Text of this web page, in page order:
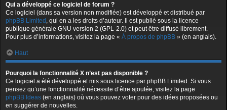
Qui a développé ce logiciel de forum ?
Ce logiciel (dans sa version non modifiée) est développé et distribué par
phpBB Limited , qui en a les droits d’auteur. Il est publié sous la licence
publique générale GNU version 2 (GPL-2.0) et peut être diffusé librement.
Pour plus d’informations, visitez la page « À propos de phpBB » (en anglais).
Haut
Pourquoi la fonctionnalité X n’est pas disponible ?
Ce logiciel a été développé et mis sous licence par phpBB Limited. Si vous
pensez qu’une fonctionnalité nécessite d’être ajoutée, visitez la page
phpBB Ideas (en anglais) où vous pouvez voter pour des idées proposées ou
en suggérer de nouvelles.